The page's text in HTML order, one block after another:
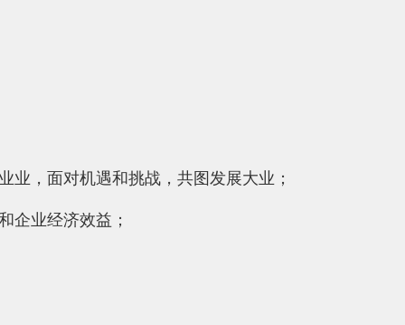
，面对机遇和挑战，共图发展大业；
企业经济效益；